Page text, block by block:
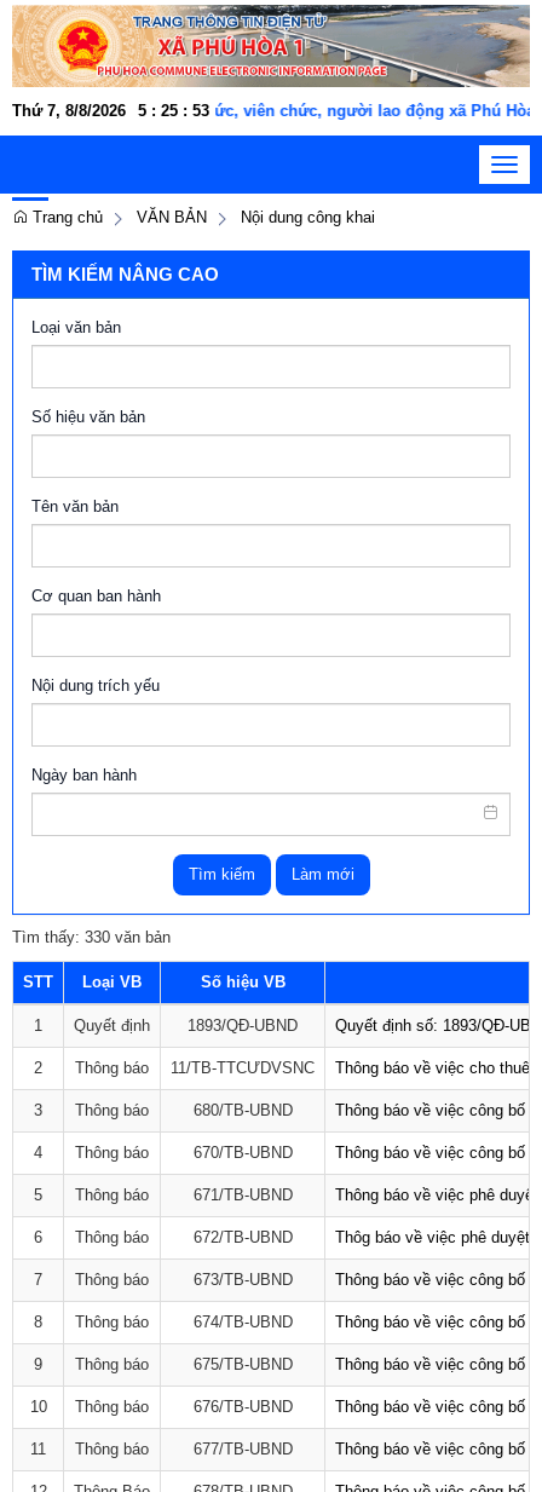
Thứ 7, 8/8/2026 5 : 25 : 53
Cán bộ, công chức, viên chức, người lao động xã Phú Hòa 1
Trang chủ
VĂN BẢN Nội dung công khai
TÌM KIẾM NÂNG CAO
Loại văn bản
Số hiệu văn bản
Tên văn bản
Cơ quan ban hành
Nội dung trích yếu
Ngày ban hành
Tìm kiếm Làm mới
Tìm thấy: 330 văn bản
STT Loại VB Số hiệu VB
1 Quyết định 1893/QĐ-UBND Quyết định số: 1893/QĐ-
2 Thông báo 11/TB-TTCƯDVSNC Thông báo về việc cho thuê
3 Thông báo 680/TB-UBND Thông báo về việc công bố
4 Thông báo 670/TB-UBND Thông báo về việc công bố
5 Thông báo 671/TB-UBND Thông báo về việc phê
6 Thông báo 672/TB-UBND Thôg báo về việc phê duyệt
7 Thông báo 673/TB-UBND Thông báo về việc công bố
8 Thông báo 674/TB-UBND Thông báo về việc công bố
9 Thông báo 675/TB-UBND Thông báo về việc công bố
10 Thông báo 676/TB-UBND Thông báo về việc công bố
11 Thông báo 677/TB-UBND Thông báo về việc công bố